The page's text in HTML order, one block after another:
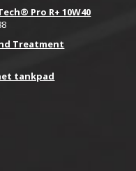
Pro R+ 10W40
Treatment
tankpad